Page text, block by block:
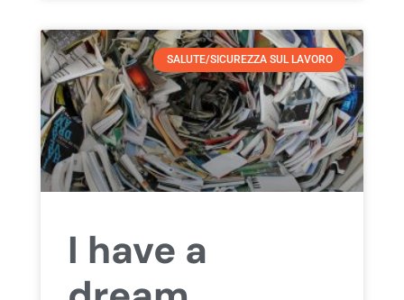
SALUTE/SICUREZZA SUL LAVORO
I have a